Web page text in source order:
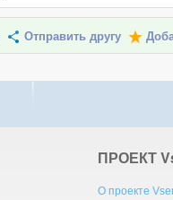
Отправить другу
ПРОЕКТ V
О проекте